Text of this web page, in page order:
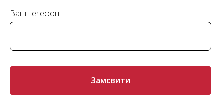
Ваш телефон
Замовити